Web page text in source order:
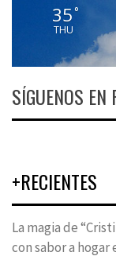
35°
THU
SÍGUENOS EN
+RECIENTES
La magia de
con sabor a hogar